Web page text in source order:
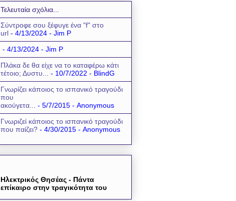
Τελευταία σχόλια...
Σύντροφε σου ξέφυγε ένα "f" στο
url - 4/13/2024 - Jim P
- 4/13/2024 - Jim P
Πλάκα δε θα είχε να το καταφέρω κάτι
τέτοιο; Δυστυ...
- 10/7/2022 - BlindG
Γνωρίζει κάποιος το ισπανικό τραγούδι
που
ακούγετα...
- 5/7/2015 - Anonymous
Γνωριζεί κάποιος το ισπανικό τραγούδι
που παίζει? - 4/30/2015 - Anonymous
Ηλεκτρικός Θησέας - Πάντα
επίκαιρο στην τραγικότητα του